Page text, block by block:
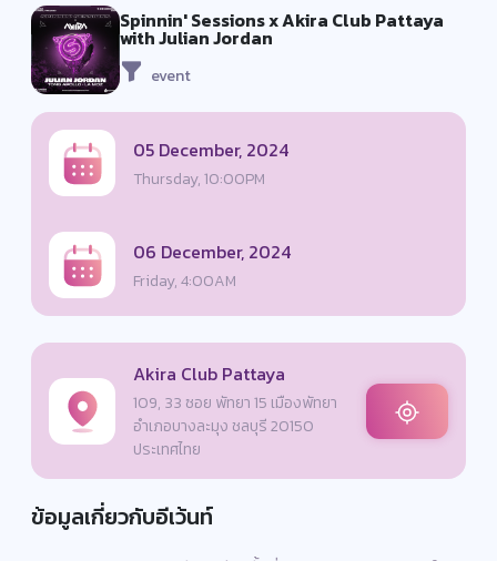
Spinnin' Sessions x Akira Club Pattaya
with Julian Jordan
event
05 December, 2024
Thursday, 10:00PM
06 December, 2024
Friday, 4:00AM
Akira Club Pattaya
109, 33 ซอย พัทยา 15 เมืองพัทยา
อำเภอบางละมุง ชลบุรี 20150
ประเทศไทย
ข้อมูลเกี่ยวกับอีเว้นท์